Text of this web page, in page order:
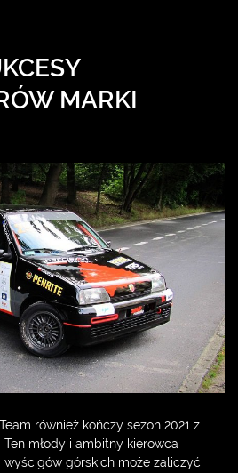
MARKI
również kończy sezon 2021 z
młody i ambitny kierowca
górskich może zaliczyć